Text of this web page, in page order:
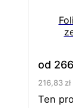
od
216,83 zł
Ten